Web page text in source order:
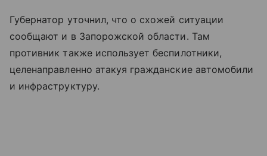
Губернатор уточнил, что о схожей ситуации
сообщают и в Запорожской области. Там
противник также использует беспилотники,
целенаправленно атакуя гражданские автомобили
и инфраструктуру.